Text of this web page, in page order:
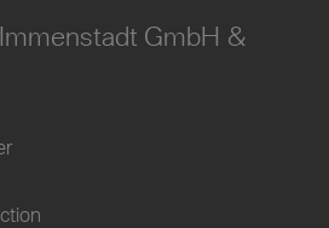
GmbH &